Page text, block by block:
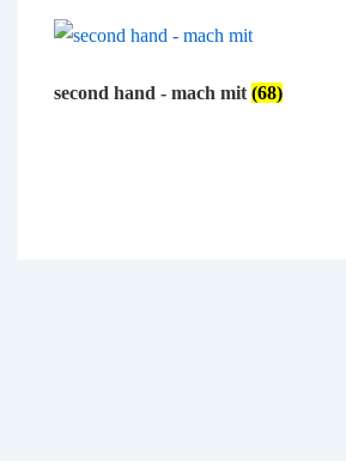
second hand - mach mit (68)